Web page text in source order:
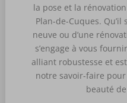
la pose et la
Plan-de-Cuques. Qu’il
neuve ou d’une
s’engage à vous
alliant robustesse et
notre savoir-faire
beauté